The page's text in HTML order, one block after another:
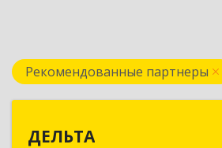
Рекомендованные партнеры
ДЕЛЬТА